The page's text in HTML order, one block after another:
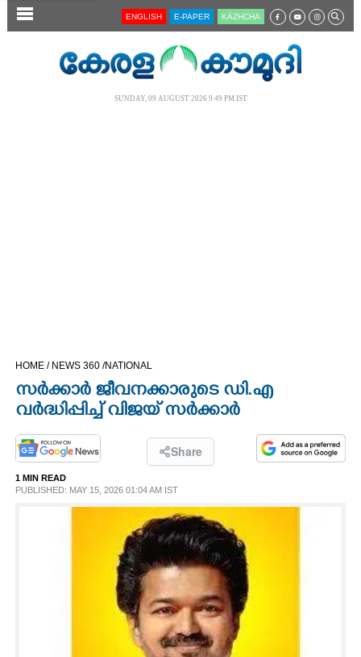
SECTIONS ENGLISH E-PAPER KĀZHCHA
SUNDAY, 09 AUGUST 2026 9.49 PM IST
HOME / NEWS 360 /NATIONAL
സർക്കാർ ജീവനക്കാരുടെ ഡി.എ
വർദ്ധിപ്പിച്ച് വിജയ് സർക്കാർ
Share
1 MIN READ
PUBLISHED: MAY 15, 2026 01:04 AM IST